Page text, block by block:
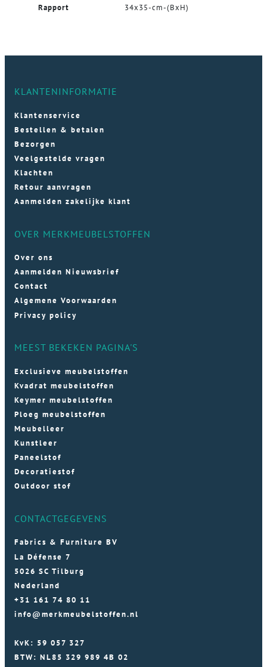
Rapport 34x35-cm-(BxH)
KLANTENINFORMATIE
Klantenservice
Bestellen & betalen
Bezorgen
Veelgestelde vragen
Klachten
Retour aanvragen
Aanmelden zakelijke klant
OVER MERKMEUBELSTOFFEN
Over ons
Aanmelden Nieuwsbrief
Contact
Algemene Voorwaarden
Privacy policy
MEEST BEKEKEN PAGINA'S
Exclusieve meubelstoffen
Kvadrat meubelstoffen
Keymer meubelstoffen
Ploeg meubelstoffen
Meubelleer
Kunstleer
Paneelstof
Decoratiestof
Outdoor stof
CONTACTGEGEVENS
Fabrics & Furniture BV
La Défense 7
5026 SC Tilburg
Nederland
+31 161 74 80 11
info@merkmeubelstoffen.nl
KvK: 59 057 327
BTW: NL85 329 989 4B 02